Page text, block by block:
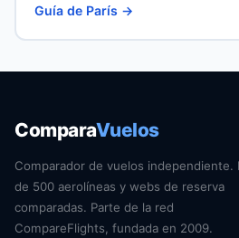
Guía de París →
ComparaVuelos
Comparador de vuelos independiente.
de 500 aerolíneas y webs de reserva
comparadas. Parte de la red
CompareFlights, fundada en 2009.